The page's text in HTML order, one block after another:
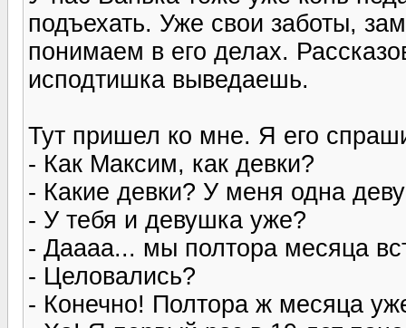
подъехать. Уже свои заботы,
понимаем в его делах.
исподтишка выведаешь.
Тут пришел ко мне. Я его
- Как Максим, как девки?
- Какие девки? У меня одна
- У тебя и девушка уже?
- Даааа... мы полтора месяца
- Целовались?
- Конечно! Полтора ж месяца